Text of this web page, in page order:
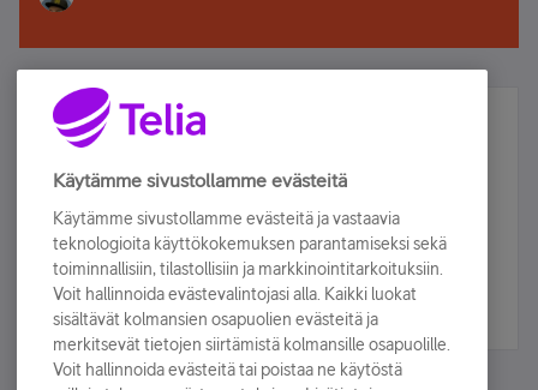
Älä jää paitsi – osallistu ja voita!
Tilaa Telian uutiskirje ja olet mukana arvonnassa.
sähköpostiisi.
Tilaa nyt
Käytämme sivustollamme evästeitä
Käytämme sivustollamme evästeitä ja vastaavia
teknologioita käyttökokemuksen parantamiseksi sekä
toiminnallisiin, tilastollisiin ja markkinointitarkoituksiin.
Voit hallinnoida evästevalintojasi alla. Kaikki luokat
sisältävät kolmansien osapuolien evästeitä ja
merkitsevät tietojen siirtämistä kolmansille osapuolille.
Voit hallinnoida evästeitä tai poistaa ne käytöstä